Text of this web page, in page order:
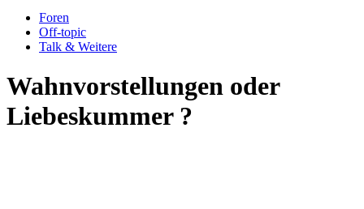
Foren
Off-topic
Talk & Weitere
Wahnvorstellungen oder
Liebeskummer ?